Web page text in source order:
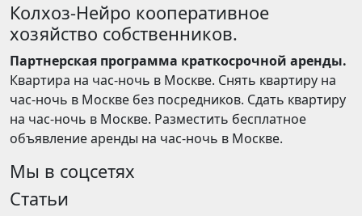
Колхоз-Нейро кооперативное
хозяйство собственников.
Партнерская программа краткосрочной аренды.
Квартира на час-ночь в Москве. Снять квартиру на
час-ночь в Москве без посредников. Сдать квартиру
на час-ночь в Москве. Разместить бесплатное
объявление аренды на час-ночь в Москве.
Мы в соцсетях
Статьи